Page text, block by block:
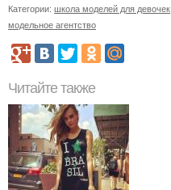
Категории: школа моделей для девочек
модельное агентство
Читайте также